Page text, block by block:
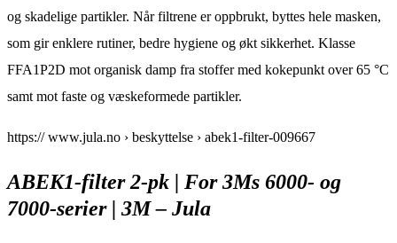
og skadelige partikler. Når filtrene er oppbrukt, byttes hele masken,
som gir enklere rutiner, bedre hygiene og økt sikkerhet. Klasse
FFA1P2D mot organisk damp fra stoffer med kokepunkt over 65 °C
samt mot faste og væskeformede partikler.
https:// www.jula.no › beskyttelse › abek1-filter-009667
ABEK1-filter 2-pk | For 3Ms 6000- og
7000-serier | 3M – Jula